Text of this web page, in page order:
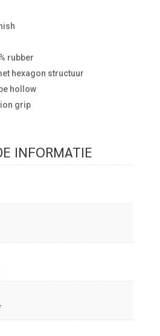
rubber
hexagon structuur
hollow
grip
INFORMATIE